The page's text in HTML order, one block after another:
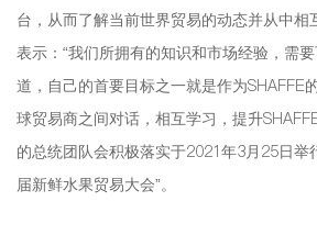
台，从而了解当前世界贸易的动态并从中相
表示：“我们所拥有的知识和市场经验，需
道，自己的首要目标之一就是作为SHAFFE
球贸易商之间对话，相互学习，提升
的总统团队会积极落实于2021年3月25日举
届新鲜水果贸易大会”。